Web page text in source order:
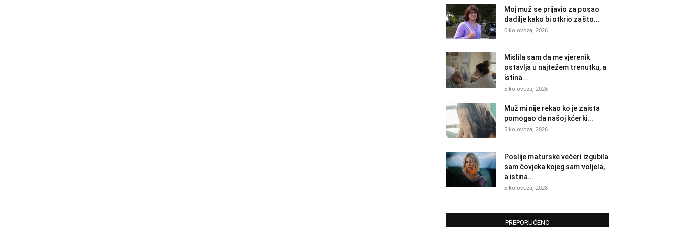
Moj muž se prijavio za posao
dadilje kako bi otkrio zašto...
6 kolovoza, 2026
Mislila sam da me vjerenik
ostavlja u najtežem trenutku, a
istina...
5 kolovoza, 2026
Muž mi nije rekao ko je zaista
pomogao da našoj kćerki...
5 kolovoza, 2026
Poslije maturske večeri izgubila
sam čovjeka kojeg sam voljela,
a istina...
5 kolovoza, 2026
PREPORUČENO